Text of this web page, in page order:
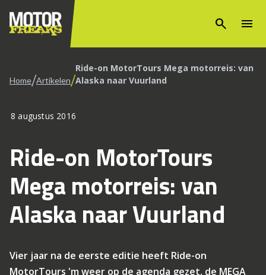
search menu
Home/Artikelen/Ride-on MotorTours Mega motorreis: van
Alaska naar Vuurland
8 augustus 2016
Ride-on MotorTours
Mega motorreis: van
Alaska naar Vuurland
Vier jaar na de eerste editie heeft Ride-on
MotorTours 'm weer op de agenda gezet, de MEGA